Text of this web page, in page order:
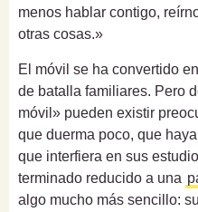
menos hablar contigo,
otras cosas.»
El móvil se ha convertido
de batalla familiares. Pero
móvil» pueden existir
que duerma poco, que
que interfiera en sus
terminado reducido a una
algo mucho más sencillo: